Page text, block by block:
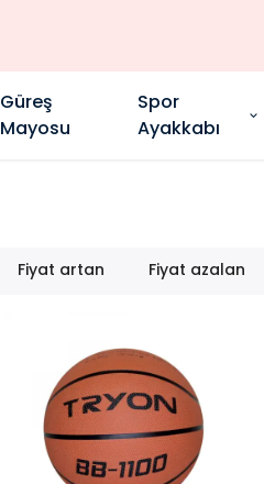
Güreş
Mayosu
Spor
Ayakkabı
Fiyat artan Fiyat azalan